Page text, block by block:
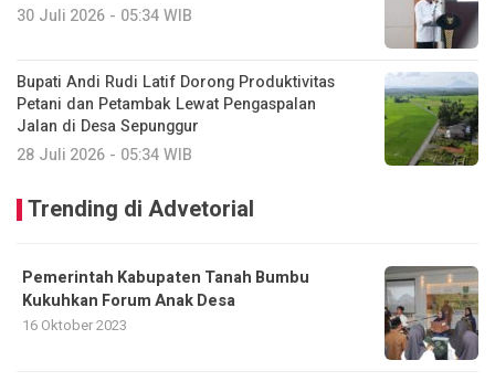
30 Juli 2026 - 05:34 WIB
Bupati Andi Rudi Latif Dorong Produktivitas
Petani dan Petambak Lewat Pengaspalan
Jalan di Desa Sepunggur
28 Juli 2026 - 05:34 WIB
Trending di Advetorial
Pemerintah Kabupaten Tanah Bumbu
Kukuhkan Forum Anak Desa
16 Oktober 2023